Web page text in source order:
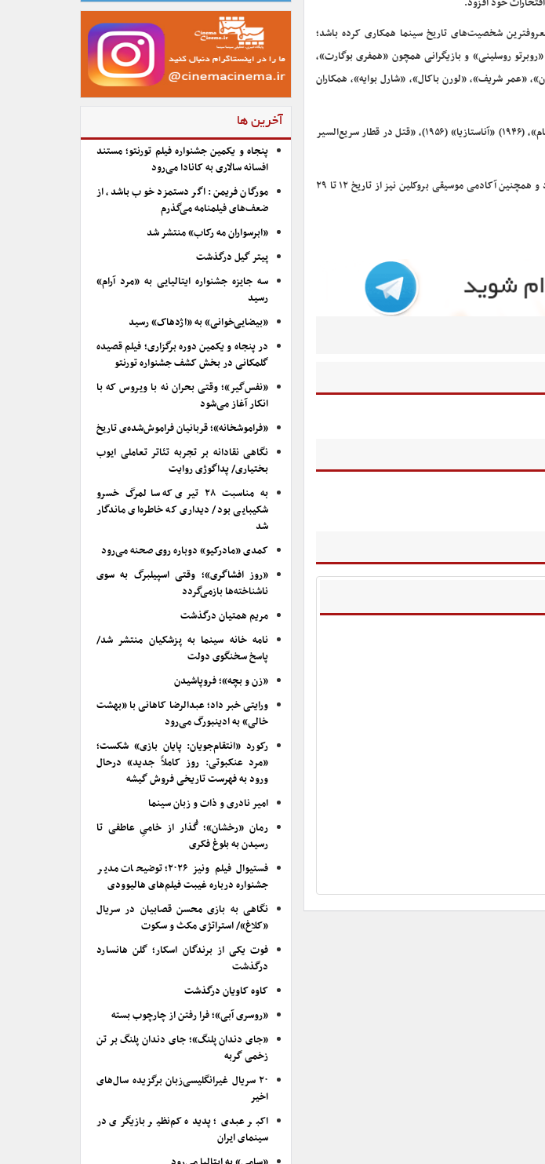
شخصیت‌های تاریخ سینما همکاری کرده باشد؛
روسلینی» و بازیگرانی همچون «همفری بوگارت»،
«عمر شریف»، «لورن باکال»، «شارل بوایه»، همکاران
از مهمترین فیلم‌های او می‌توان از «کازابلانکا» (۱۹۴۲)، «زنگ‌ها برای که به صدا درمی‌آیند» (۱۹۴۳)، «بدنام»، (۱۹۴۶) «آناستازیا» (۱۹۵۶)، «قتل در قطار سریع‌السیر
جشن ۱۰۰ سالگی «اینگرید برگمن»از تاریخ ۲۹ اوت تا ۱۰ سپتامبر در موزه هنر مدرن نیویورک برگزار می شود و همچنین آکادمی موسیقی بروکلین نیز از تاریخ ۱۲ تا ۲۹
آخرین ها
پنجاه و یکمین جشنواره فیلم تورنتو؛ مستند
افسانه سالاری به کانادا می‌رود
مورگان فریمن: اگر دستمزد خوب باشد، از
ضعف‌های فیلمنامه می‌گذرم
«ابرسواران مه رکاب» منتشر شد
پیتر گیل درگذشت
سه جایزه جشنواره ایتالیایی به «مرد آرام»
رسید
«بیضایی‌خوانی» به «اژدهاک» رسید
در پنجاه و یکمین دوره برگزاری؛ فیلم قصیده
گلمکانی در بخش کشف جشنواره تورنتو
«نفس‌گیر»؛ وقتی بحران نه با ویروس که با
انکار آغاز می‌شود
«فراموشخانه»؛ قربانیان فراموش‌شده‌ی تاریخ
نگاهی نقادانه بر تجربه تئاتر تعاملی ایوب
بختیاری/ پداگوژی روایت
به مناسبت ۲۸ تیری که سالمرگ خسرو
شکیبایی بود/ دیداری که خاطره‌ای ماندگار
شد
کمدی «مادرکیو» دوباره روی صحنه می‌رود
«روز افشاگری»؛ وقتی اسپیلبرگ به سوی
ناشناخته‌ها بازمی‌گردد
مریم همتیان درگذشت
نامه خانه سینما به پزشکیان منتشر شد/
پاسخ سخنگوی دولت
«زن و بچه»؛ فروپاشیدن
ورایتی خبر داد؛ عبدالرضا کاهانی با «بهشت
خالی» به ادینبورگ می‌رود
رکورد «انتقام‌جویان: پایان بازی» شکست؛
«مرد عنکبوتی: روز کاملاً جدید» درحال
ورود به فهرست تاریخی فروش گیشه
امیر نادری و ذات و زبان سینما
رمان «رخشان»؛ گُذار از خامیِ عاطفی تا
رسیدن به بلوغ فکری
فستیوال فیلم ونیز ۲۰۲۶؛ توضیحات مدیر
جشنواره درباره غیبت فیلم‌های هالیوودی
نگاهی به بازی محسن قصابیان در سریال
«کلاغ»/ استراتژی مکث و سکوت
فوت یکی از برندگان اسکار؛ گلن هانسارد
درگذشت
کاوه کاویان درگذشت
«روسری آبی»؛ فرا رفتن از چارچوب بسته
«جای دندان پلنگ»؛ جای دندان پلنگ بر تن
زخمی گربه
۲۰ سریال غیرانگلیسی‌زبان برگزیده سال‌های
اخیر
اکبر عبدی؛ پدیده کم‌نظیر بازیگری در
سینمای ایران